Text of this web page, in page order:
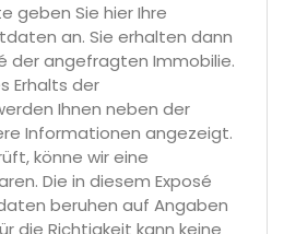
geben Sie hier Ihre
an. Sie erhalten dann
der angefragten Immobilie.
Erhalts der
Ihnen neben der
Informationen angezeigt.
könne wir eine
Die in diesem Exposé
beruhen auf Angaben